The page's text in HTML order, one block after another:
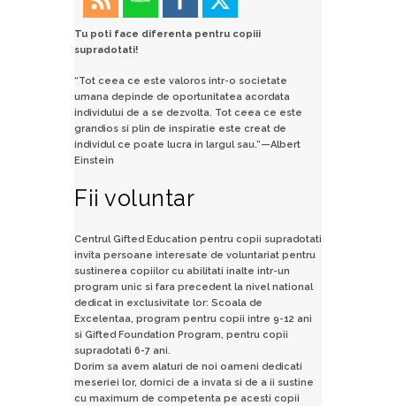
Tu poti face diferenta pentru copiii
supradotati!
“Tot ceea ce este valoros intr-o societate
umana depinde de oportunitatea acordata
individului de a se dezvolta. Tot ceea ce este
grandios si plin de inspiratie este creat de
individul ce poate lucra in largul sau.”—Albert
Einstein
Fii voluntar
Centrul Gifted Education pentru copii supradotati
invita persoane interesate de voluntariat pentru
sustinerea copiilor cu abilitati inalte intr-un
program unic si fara precedent la nivel national
dedicat in exclusivitate lor: Scoala de
Excelentaa, program pentru copii intre 9-12 ani
si Gifted Foundation Program, pentru copii
supradotati 6-7 ani.
Dorim sa avem alaturi de noi oameni dedicati
meseriei lor, dornici de a invata si de a ii sustine
cu maximum de competenta pe acesti copii